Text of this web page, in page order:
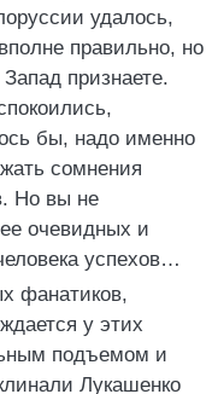
удалось,
правильно, но
признаете.
бы, надо именно
сомнения
Но вы не
очевидных и
успехов…
фанатиков,
у этих
подъемом и
Лукашенко